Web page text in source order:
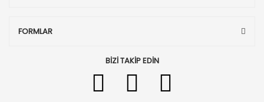
FORMLAR
BİZİ TAKİP EDİN